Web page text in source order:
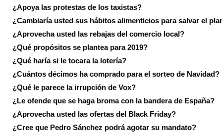
¿Apoya las protestas de los taxistas?
¿Cambiaría usted sus hábitos alimenticios para salvar el
¿Aprovecha usted las rebajas del comercio local?
¿Qué propósitos se plantea para 2019?
¿Qué haría si le tocara la lotería?
¿Cuántos décimos ha comprado para el sorteo de Navidad?
¿Qué le parece la irrupción de Vox?
¿Le ofende que se haga broma con la bandera de España?
¿Aprovecha usted las ofertas del Black Friday?
¿Cree que Pedro Sánchez podrá agotar su mandato?